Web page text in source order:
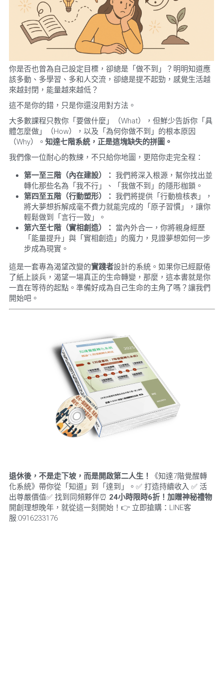
你是否也曾為自己設定目標，卻總是「做不到」？明明知道應
該多動、多學習、多和人交流，卻總是提不起勁，感覺生活越
來越封閉，能量越來越低？
這不是你的錯，只是你還沒用對方法。
大多數課程只教你「要做什麼」（What），但鮮少告訴你「具
體怎麼做」（How），以及「為何你做不到」的根本原因
（Why）。 知達七階系統，正是這塊缺失的拼圖。
我們像一位耐心的教練，不只給你地圖，更陪你走完全程：
第一至三階（內在建設）： 我們將深入根源，幫你找出並
轉化那些名為「我不行」、「我做不到」的隱形枷鎖。
第四至五階（行動塑形）： 我們將提供「行動檢核表」，
將大夢想拆解成毫不費力就能完成的「原子習慣」，讓你
輕鬆做到「言行一致」。
第六至七階（實相創造）： 當內外合一，你將親身經歷
「能量提升」與「實相創造」的魔力，見證夢想如何一步
步成為現實。
這是一套專為渴望改變的實踐者設計的系統。如果你已經厭倦
了紙上談兵，渴望一場真正的生命轉變，那麼，這本書就是你
一直在等待的起點。準備好成為自己生命的主角了嗎？讓我們
開始吧。
退休後，不是走下坡，而是開啟第二人生！
《知達7階覺醒轉
化系統》帶你從「知道」到「達到」。✅ 打造持續收入 ✅ 活
出尊嚴價值✅ 找到同頻夥伴⏰ 24小時限時6折！加贈神秘禮物
開創理想晚年，就從這一刻開始！👉 立即搶購：LINE客
服:0916233176